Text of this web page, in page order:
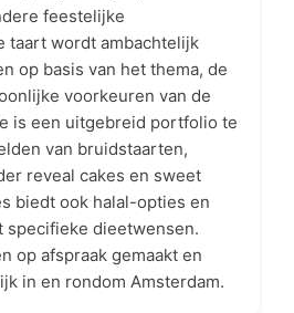
feestelijke
taart wordt ambachtelijk
op basis van het thema, de
voorkeuren van de
is een uitgebreid portfolio te
van bruidstaarten,
reveal cakes en sweet
biedt ook halal-opties en
specifieke dieetwensen.
op afspraak gemaakt en
in en rondom Amsterdam.